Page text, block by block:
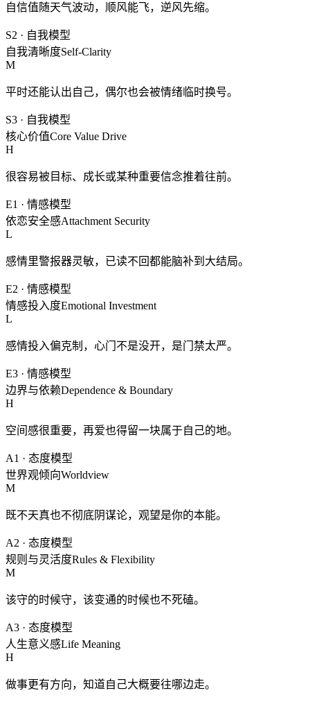
自信值随天气波动，顺风能飞，逆风先缩。
S2 · 自我模型
自我清晰度Self-Clarity
M
平时还能认出自己，偶尔也会被情绪临时换号。
S3 · 自我模型
核心价值Core Value Drive
H
很容易被目标、成长或某种重要信念推着往前。
E1 · 情感模型
依恋安全感Attachment Security
L
感情里警报器灵敏，已读不回都能脑补到大结局。
E2 · 情感模型
情感投入度Emotional Investment
L
感情投入偏克制，心门不是没开，是门禁太严。
E3 · 情感模型
边界与依赖Dependence & Boundary
H
空间感很重要，再爱也得留一块属于自己的地。
A1 · 态度模型
世界观倾向Worldview
M
既不天真也不彻底阴谋论，观望是你的本能。
A2 · 态度模型
规则与灵活度Rules & Flexibility
M
该守的时候守，该变通的时候也不死磕。
A3 · 态度模型
人生意义感Life Meaning
H
做事更有方向，知道自己大概要往哪边走。